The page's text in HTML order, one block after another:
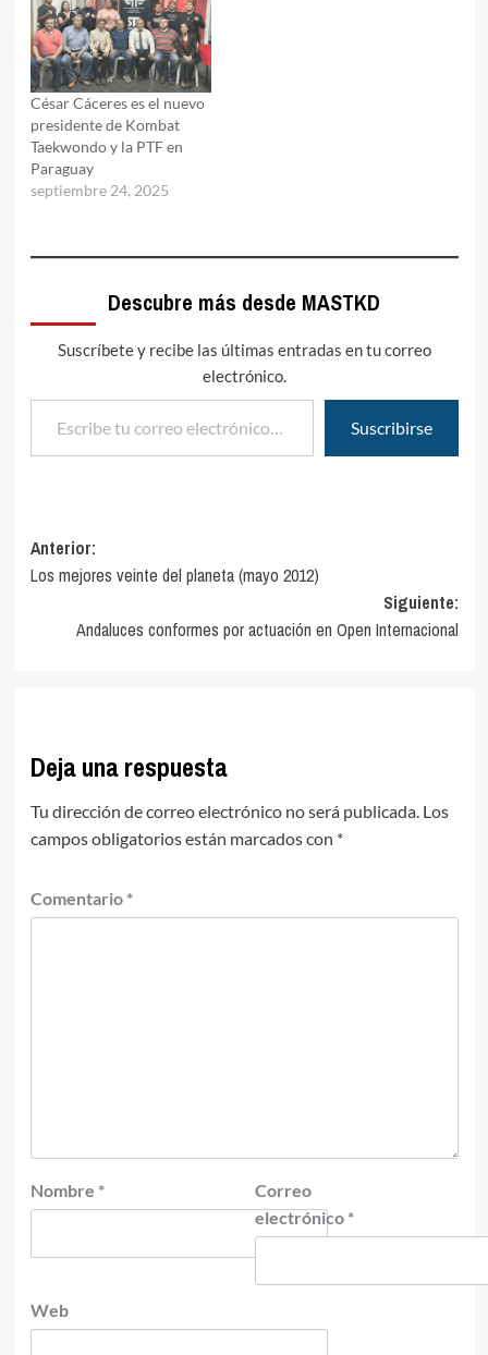
César Cáceres es el nuevo
presidente de Kombat
Taekwondo y la PTF en
Paraguay
septiembre 24, 2025
Descubre más desde MASTKD
Suscríbete y recibe las últimas entradas en tu correo
electrónico.
Escribe tu correo electrónico…
Suscribirse
Navegación
de
entradas
Anterior:
Los mejores veinte del planeta (mayo 2012)
Siguiente:
Andaluces conformes por actuación en Open Internacional
Deja una respuesta
Tu dirección de correo electrónico no será publicada. Los
campos obligatorios están marcados con *
Comentario *
Nombre *
Correo
electrónico *
Web